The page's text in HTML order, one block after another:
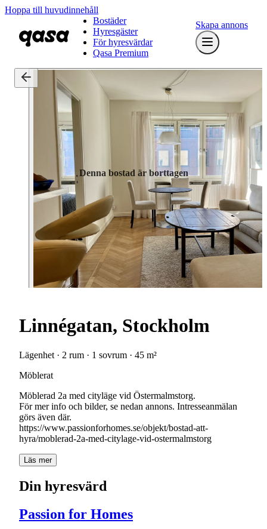
Hoppa till huvudinnehåll
Bostäder
Hyresgäster
För hyresvärdar
Qasa Premium
Skapa annons
Denna bostad är borttagen
Linnégatan, Stockholm
Lägenhet · 2 rum · 1 sovrum · 45 m²
Möblerat
Möblerad 2a med cityläge vid Östermalmstorg.
För mer info och bilder, se nedan annons. Intresseanmälan
görs även där.
https://www.passionforhomes.se/objekt/bostad-att-
hyra/moblerad-2a-med-citylage-vid-ostermalmstorg
Läs mer
Din hyresvärd
Passion for Homes